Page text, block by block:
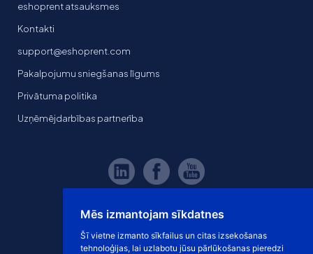
Mēs izmantojam sīkdatnes
Šī vietne izmanto sīkfailus un citas izsekošanas
tehnoloģijas, lai uzlabotu jūsu pārlūkošanas pieredzi
eshoprent atsauksmes
Kontakti
support@eshoprent.com
Pakalpojumu sniegšanas līgums
Privātuma politika
Uzņēmējdarbības partnerība